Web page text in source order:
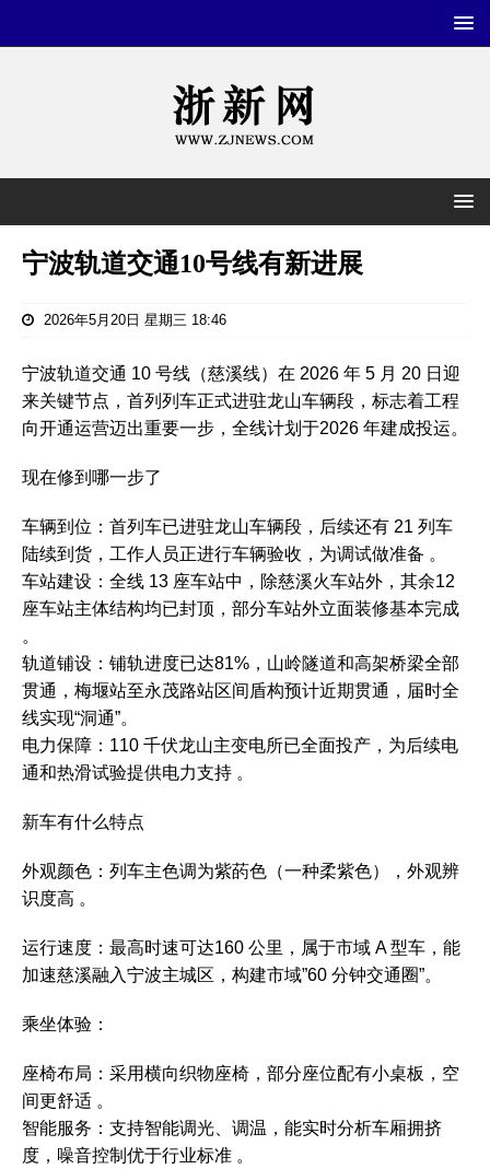
宁波轨道交通10号线有新进展
2026年5月20日 星期三 18:46
宁波轨道交通 10 号线（慈溪线）在 2026 年 5 月 20 日迎
来关键节点，‌首列列车正式进驻龙山车辆段‌，标志着工程
向开通运营迈出重要一步，全线计划于‌2026 年建成投运‌。‌‌
现在修到哪一步了
‌车辆到位‌：首列车已进驻龙山车辆段，后续还有 21 列车
陆续到货，工作人员正进行车辆验收，为调试做准备 。
‌车站建设‌：全线 13 座车站中，除慈溪火车站外，其余‌12
座车站主体结构均已封顶‌，部分车站外立面装修基本完成
。
‌轨道铺设‌：铺轨进度已达‌81%‌，山岭隧道和高架桥梁全部
贯通，梅堰站至永茂路站区间盾构预计近期贯通，届时全
线实现“洞通”。
‌电力保障‌：110 千伏龙山主变电所已全面投产，为后续电
通和热滑试验提供电力支持 。‌‌
新车有什么特点
‌外观颜色‌：列车主色调为‌紫菂色‌（一种柔紫色），外观辨
识度高 。‌‌
‌运行速度‌：最高时速可达‌160 公里‌，属于市域 A 型车，能
加速慈溪融入宁波主城区，构建市域”60 分钟交通圈”。‌‌
‌乘坐体验‌：
‌座椅布局‌：采用横向织物座椅，部分座位配有小桌板，空
间更舒适 。
‌智能服务‌：支持智能调光、调温，能实时分析车厢拥挤
度，噪音控制优于行业标准 。